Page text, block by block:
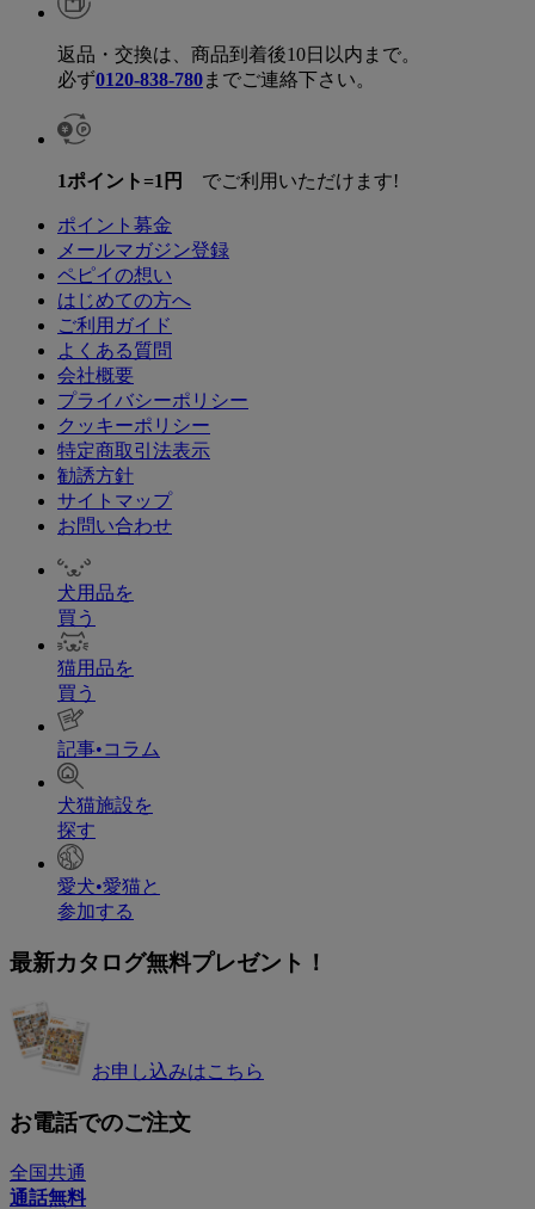
返品・交換は、商品到着後10日以内まで。
必ず0120-838-780までご連絡下さい。
1ポイント=1円 でご利用いただけます!
ポイント募金
メールマガジン登録
ペピイの想い
はじめての方へ
ご利用ガイド
よくある質問
会社概要
プライバシーポリシー
クッキーポリシー
特定商取引法表示
勧誘方針
サイトマップ
お問い合わせ
犬用品を
買う
猫用品を
買う
記事•コラム
犬猫施設を
探す
愛犬•愛猫と
参加する
最新カタログ無料プレゼント！
お申し込みはこちら
お電話でのご注文
全国共通
通話無料